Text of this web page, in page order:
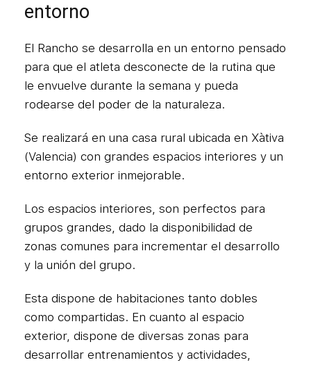
entorno
El Rancho se desarrolla en un entorno pensado
para que el atleta desconecte de la rutina que
le envuelve durante la semana y pueda
rodearse del poder de la naturaleza.
Se realizará en una casa rural ubicada en Xàtiva
(Valencia) con grandes espacios interiores y un
entorno exterior inmejorable.
Los espacios interiores, son perfectos para
grupos grandes, dado la disponibilidad de
zonas comunes para incrementar el desarrollo
y la unión del grupo.
Esta dispone de habitaciones tanto dobles
como compartidas. En cuanto al espacio
exterior, dispone de diversas zonas para
desarrollar entrenamientos y actividades,